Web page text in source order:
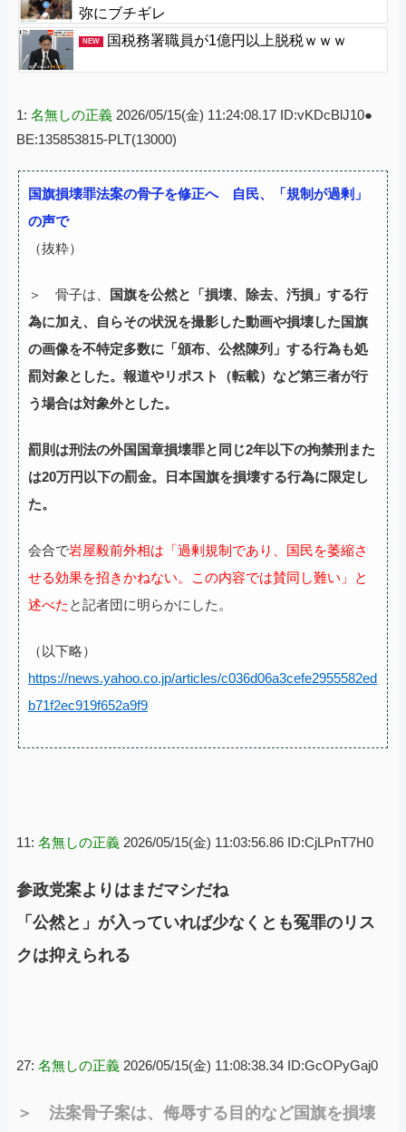
弥にブチギレ
NEW 国税務署職員が1億円以上脱税ｗｗｗ
1: 名無しの正義 2026/05/15(金) 11:24:08.17 ID:vKDcBlJ10●
BE:135853815-PLT(13000)
国旗損壊罪法案の骨子を修正へ 自民、「規制が過剰」
の声で
（抜粋）
＞ 骨子は、
国旗を公然と「損壊、除去、汚損」する行
為に加え、自らその状況を撮影した動画や損壊した国旗
の画像を不特定多数に「頒布、公然陳列」する行為も処
罰対象とした。報道やリポスト（転載）など第三者が行
う場合は対象外とした。
罰則は刑法の外国国章損壊罪と同じ2年以下の拘禁刑また
は20万円以下の罰金。日本国旗を損壊する行為に限定し
た。
会合で岩屋毅前外相は「過剰規制であり、国民を萎縮さ
せる効果を招きかねない。この内容では賛同し難い」と
述べた と記者団に明らかにした。
（以下略）
https://news.yahoo.co.jp/articles/c036d06a3cefe2955582ed
b71f2ec919f652a9f9
11: 名無しの正義 2026/05/15(金) 11:03:56.86 ID:CjLPnT7H0
参政党案よりはまだマシだね
「公然と」が入っていれば少なくとも冤罪のリス
クは抑えられる
27: 名無しの正義 2026/05/15(金) 11:08:38.34 ID:GcOPyGaj0
＞ 法案骨子案は、侮辱する目的など国旗を損壊